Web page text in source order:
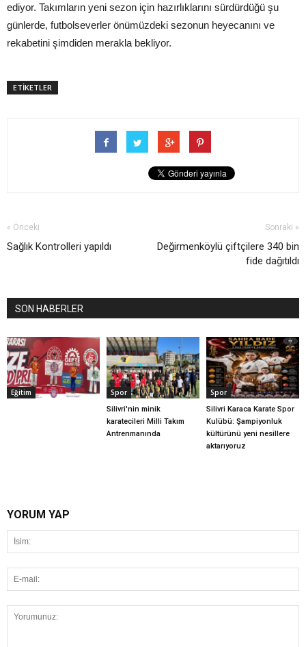
ediyor. Takımların yeni sezon için hazırlıklarını sürdürdüğü şu
günlerde, futbolseverler önümüzdeki sezonun heyecanını ve
rekabetini şimdiden merakla bekliyor.
ETİKETLER
« Önceki
Sağlık Kontrolleri yapıldı
Sonraki »
Değirmenköylü çiftçilere 340 bin
fide dağıtıldı
SON HABERLER
Eğitim Spor
Silivri'nin minik
karatecileri Milli Takım
Antrenmanında
Spor
Silivri Karaca Karate Spor
Kulübü: Şampiyonluk
kültürünü yeni nesillere
aktarıyoruz
YORUM YAP